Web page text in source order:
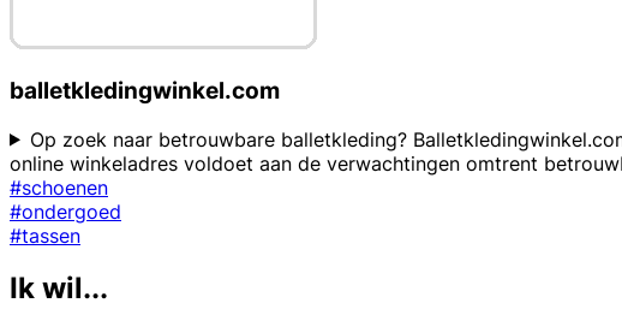
balletkledingwinkel.com
Op zoek naar betrouwbare balletkleding?
online winkeladres voldoet aan de verwachtingen omtrent
#schoenen
#ondergoed
#tassen
Ik wil...